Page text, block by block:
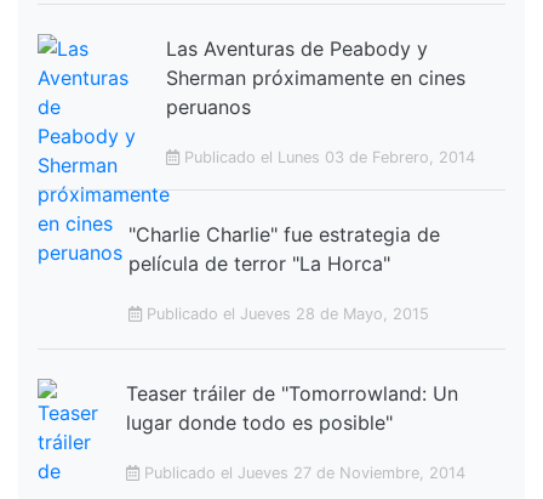
Las Aventuras de Peabody y
Sherman próximamente en cines
peruanos
Publicado el Lunes 03 de Febrero, 2014
"Charlie Charlie" fue estrategia de
película de terror "La Horca"
Publicado el Jueves 28 de Mayo, 2015
Teaser tráiler de "Tomorrowland: Un
lugar donde todo es posible"
Publicado el Jueves 27 de Noviembre, 2014